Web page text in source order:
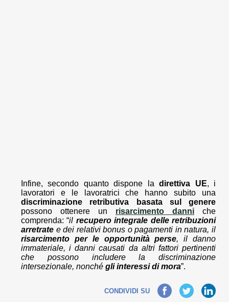
Infine, secondo quanto dispone ladirettiva UE, i
lavoratori e le lavoratrici che hanno subito una
discriminazione retributiva
basata sul genere
possono ottenere un risarcimento danni che
comprenda: “il recupero integrale delle retribuzioni
arretrate e dei relativi bonus o pagamenti in natura, il
risarcimento per le opportunità perse, il danno
immateriale, i danni causati da altri fattori pertinenti
che possono includere la discriminazione
intersezionale, nonché gli interessi di mora”.
CONDIVIDI SUFacebook TwitterLinkedIn